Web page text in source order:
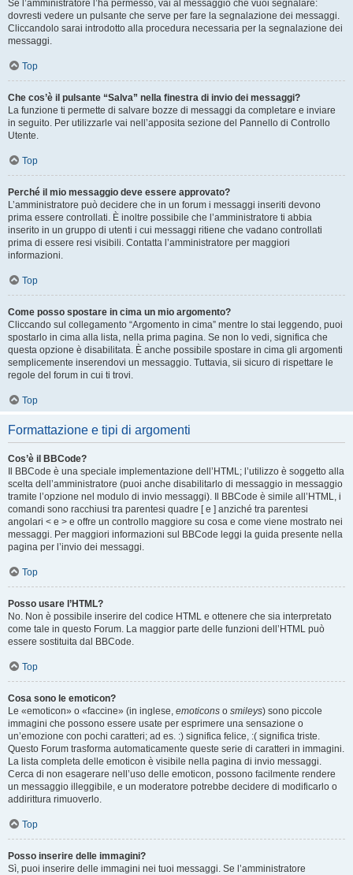
Se l’amministratore l’ha permesso, vai al messaggio che vuoi segnalare:
dovresti vedere un pulsante che serve per fare la segnalazione dei messaggi.
Cliccandolo sarai introdotto alla procedura necessaria per la segnalazione dei
messaggi.
Top
Che cos’è il pulsante “Salva” nella finestra di invio dei messaggi?
La funzione ti permette di salvare bozze di messaggi da completare e inviare
in seguito. Per utilizzarle vai nell’apposita sezione del Pannello di Controllo
Utente.
Top
Perché il mio messaggio deve essere approvato?
L’amministratore può decidere che in un forum i messaggi inseriti devono
prima essere controllati. È inoltre possibile che l’amministratore ti abbia
inserito in un gruppo di utenti i cui messaggi ritiene che vadano controllati
prima di essere resi visibili. Contatta l’amministratore per maggiori
informazioni.
Top
Come posso spostare in cima un mio argomento?
Cliccando sul collegamento “Argomento in cima” mentre lo stai leggendo, puoi
spostarlo in cima alla lista, nella prima pagina. Se non lo vedi, significa che
questa opzione è disabilitata. È anche possibile spostare in cima gli argomenti
semplicemente inserendovi un messaggio. Tuttavia, sii sicuro di rispettare le
regole del forum in cui ti trovi.
Top
Formattazione e tipi di argomenti
Cos’è il BBCode?
Il BBCode è una speciale implementazione dell’HTML; l’utilizzo è soggetto alla
scelta dell’amministratore (puoi anche disabilitarlo di messaggio in messaggio
tramite l’opzione nel modulo di invio messaggi). Il BBCode è simile all’HTML, i
comandi sono racchiusi tra parentesi quadre [ e ] anziché tra parentesi
angolari < e > e offre un controllo maggiore su cosa e come viene mostrato nei
messaggi. Per maggiori informazioni sul BBCode leggi la guida presente nella
pagina per l’invio dei messaggi.
Top
Posso usare l’HTML?
No. Non è possibile inserire del codice HTML e ottenere che sia interpretato
come tale in questo Forum. La maggior parte delle funzioni dell’HTML può
essere sostituita dal BBCode.
Top
Cosa sono le emoticon?
Le «emoticon» o «faccine» (in inglese, emoticons o smileys) sono piccole
immagini che possono essere usate per esprimere una sensazione o
un’emozione con pochi caratteri; ad es. :) significa felice, :( significa triste.
Questo Forum trasforma automaticamente queste serie di caratteri in immagini.
La lista completa delle emoticon è visibile nella pagina di invio messaggi.
Cerca di non esagerare nell’uso delle emoticon, possono facilmente rendere
un messaggio illeggibile, e un moderatore potrebbe decidere di modificarlo o
addirittura rimuoverlo.
Top
Posso inserire delle immagini?
Sì, puoi inserire delle immagini nei tuoi messaggi. Se l’amministratore